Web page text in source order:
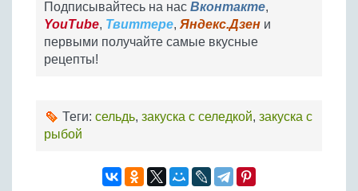
Подписывайтесь на нас Вконтакте,
YouTube, Твиттере, Яндекс.Дзен и
первыми получайте самые вкусные
рецепты!
Теги: сельдь, закуска с селедкой, закуска с
рыбой